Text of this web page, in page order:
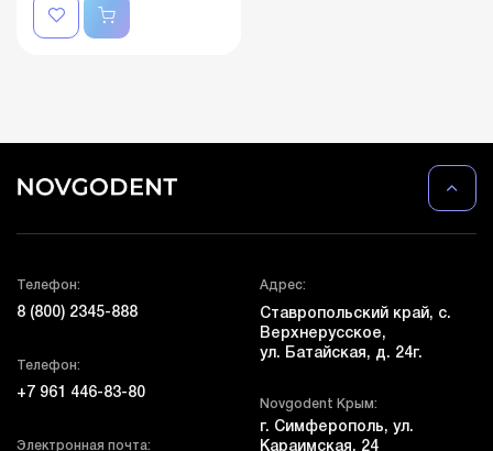
Телефон:
8 (800) 2345-888
Телефон:
+7 961 446-83-80
Электронная почта:
Адрес:
Ставропольский край, с.
Верхнерусское,
ул. Батайская, д. 24г.
Novgodent Крым:
г. Симферополь, ул.
Караимская, 24